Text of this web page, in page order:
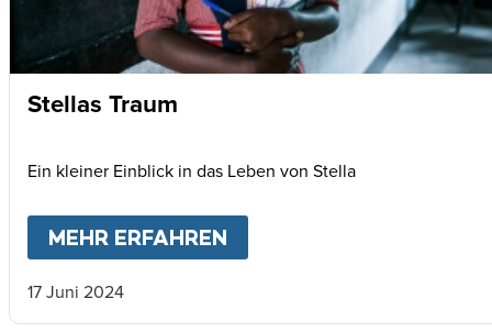
Stellas Traum
Ein kleiner Einblick in das Leben von Stella
MEHR ERFAHREN
17 Juni 2024